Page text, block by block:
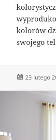
kolorów
swojego
Data
23 lutego